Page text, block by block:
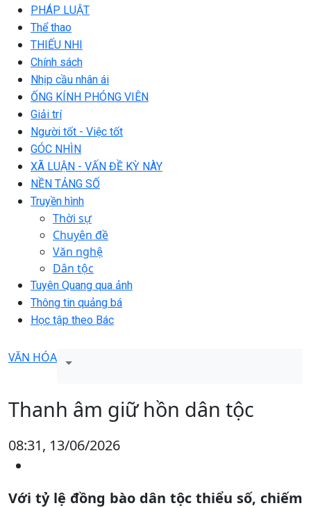
PHÁP LUẬT
Thể thao
THIẾU NHI
Chính sách
Nhịp cầu nhân ái
ỐNG KÍNH PHÓNG VIÊN
Giải trí
Người tốt - Việc tốt
GÓC NHÌN
XÃ LUẬN - VẤN ĐỀ KỲ NÀY
NỀN TẢNG SỐ
Truyền hình
Thời sự
Chuyên đề
Văn nghệ
Dân tộc
Tuyên Quang qua ảnh
Thông tin quảng bá
Học tập theo Bác
VĂN HÓA
Thanh âm giữ hồn dân tộc
08:31, 13/06/2026
Với tỷ lệ đồng bào dân tộc thiểu số, chiếm